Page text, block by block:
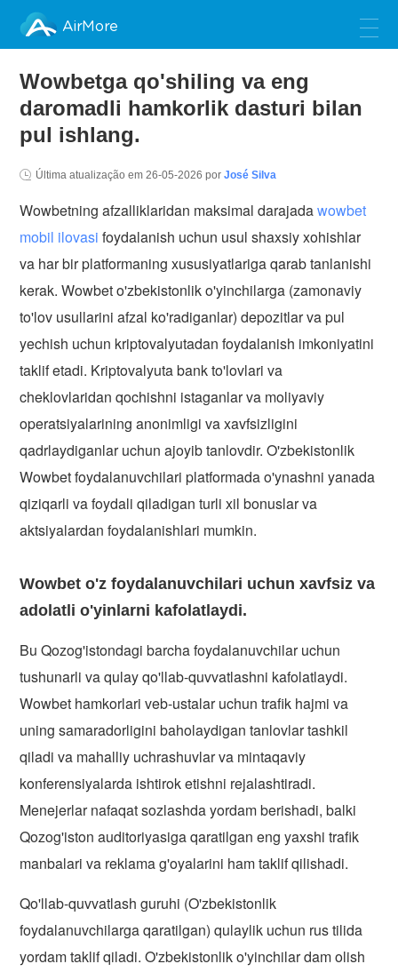
AirMore
Wowbetga qo'shiling va eng
daromadli hamkorlik dasturi bilan
pul ishlang.
Última atualização em26-05-2026 porJosé Silva
Wowbetning afzalliklaridan maksimal darajadawowbet
mobil ilovasi foydalanish uchun usul shaxsiy xohishlar
va har bir platformaning xususiyatlariga qarab tanlanishi
kerak. Wowbet o'zbekistonlik o'yinchilarga (zamonaviy
to'lov usullarini afzal ko'radiganlar) depozitlar va pul
yechish uchun kriptovalyutadan foydalanish imkoniyatini
taklif etadi. Kriptovalyuta bank to'lovlari va
cheklovlaridan qochishni istaganlar va moliyaviy
operatsiyalarining anonimligi va xavfsizligini
qadrlaydiganlar uchun ajoyib tanlovdir. O'zbekistonlik
Wowbet foydalanuvchilari platformada o'ynashni yanada
qiziqarli va foydali qiladigan turli xil bonuslar va
aktsiyalardan foydalanishlari mumkin.
Wowbet o'z foydalanuvchilari uchun xavfsiz va
adolatli o'yinlarni kafolatlaydi.
Bu Qozog'istondagi barcha foydalanuvchilar uchun
tushunarli va qulay qo'llab-quvvatlashni kafolatlaydi.
Wowbet hamkorlari veb-ustalar uchun trafik hajmi va
uning samaradorligini baholaydigan tanlovlar tashkil
qiladi va mahalliy uchrashuvlar va mintaqaviy
konferensiyalarda ishtirok etishni rejalashtiradi.
Menejerlar nafaqat sozlashda yordam berishadi, balki
Qozog'iston auditoriyasiga qaratilgan eng yaxshi trafik
manbalari va reklama g'oyalarini ham taklif qilishadi.
Qo'llab-quvvatlash guruhi (O'zbekistonlik
foydalanuvchilarga qaratilgan) qulaylik uchun rus tilida
yordam taklif qiladi. O'zbekistonlik o'yinchilar dam olish